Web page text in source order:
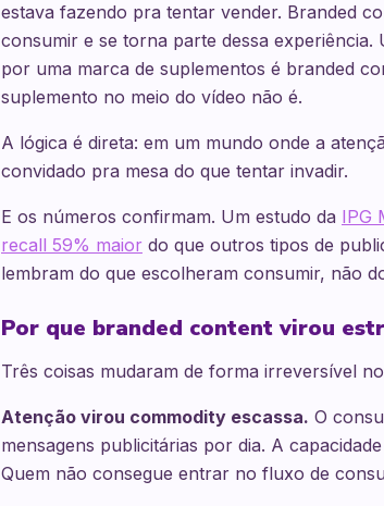
estava fazendo pra tentar vender. Branded
consumir e se torna parte dessa
por uma marca de suplementos é branded
suplemento no meio do vídeo não é.
A lógica é direta: em um mundo onde a
convidado pra mesa do que tentar invadir.
E os números confirmam. Um estudo da IPG
recall 59% maior do que outros tipos de
lembram do que escolheram consumir, não
Por que branded content virou
Três coisas mudaram de forma irreversível
Atenção virou commodity escassa. O
mensagens publicitárias por dia. A
Quem não consegue entrar no fluxo de